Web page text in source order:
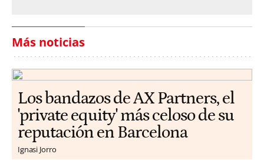
Más noticias
Los bandazos de AX Partners, el
'private equity' más celoso de su
reputación en Barcelona
Ignasi Jorro